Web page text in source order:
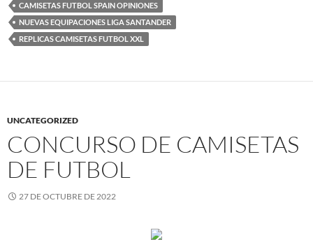
CAMISETAS FUTBOL SPAIN OPINIONES
NUEVAS EQUIPACIONES LIGA SANTANDER
REPLICAS CAMISETAS FUTBOL XXL
UNCATEGORIZED
CONCURSO DE CAMISETAS
DE FUTBOL
27 DE OCTUBRE DE 2022